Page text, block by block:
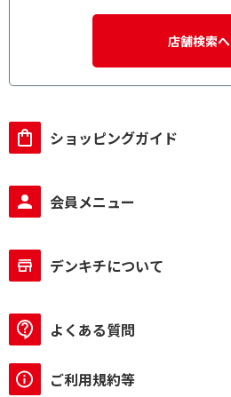
店舗検索へ
ショッピングガイド
会員メニュー
デンキチについて
よくある質問
ご利用規約等